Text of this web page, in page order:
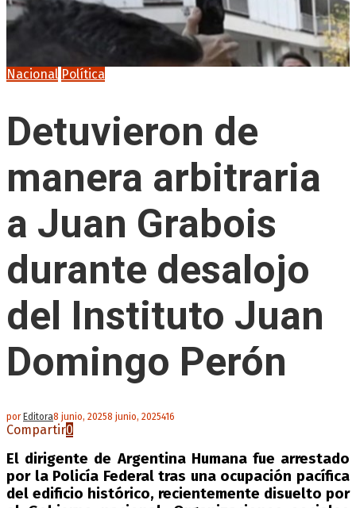
Nacional Política
Detuvieron de
manera arbitraria
a Juan Grabois
durante desalojo
del Instituto Juan
Domingo Perón
por Editora8 junio, 20258 junio, 2025416
Compartir0
El dirigente de Argentina Humana fue arrestado
por la Policía Federal tras una ocupación pacífica
del edificio histórico, recientemente disuelto por